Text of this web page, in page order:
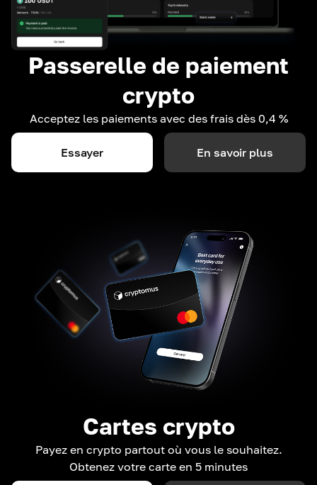
Passerelle de paiement
crypto
Acceptez les paiements avec des frais dès 0,4 %
Essayer En savoir plus
Cartes crypto
Payez en crypto partout où vous le souhaitez.
Obtenez votre carte en 5 minutes